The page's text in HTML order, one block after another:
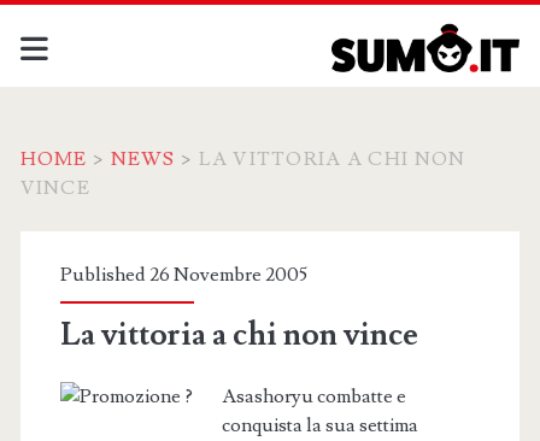
HOME > NEWS > LA VITTORIA A CHI NON
VINCE
Published 26 Novembre 2005
La vittoria a chi non vince
Asashoryu combatte e
conquista la sua settima